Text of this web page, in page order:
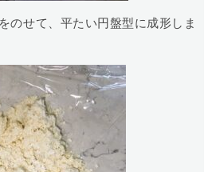
のせて、平たい円盤型に成形しま